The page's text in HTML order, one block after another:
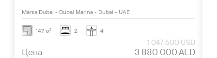
Marsa Dubai - Dubai Marina - Dubai - UAE
147 м² 2 4
Цена
1 047 600 USD
3 880 000 AED